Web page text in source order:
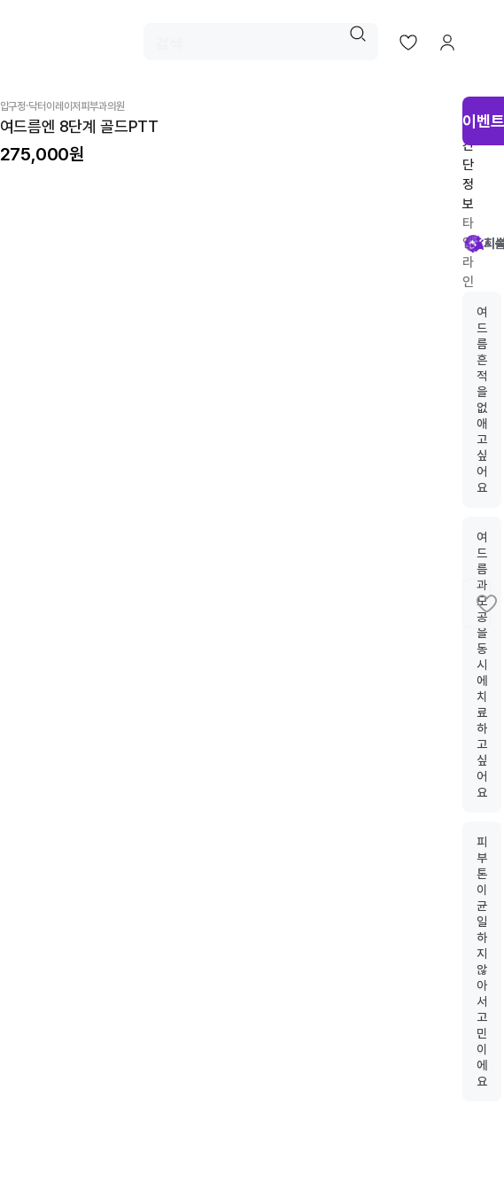
압구정·닥터이레이저피부과의원
여드름엔 8단계 골드PTT
275,000원
시
술
간
단
정
보
타
임
라
인
시
회
시
지
여
드
름
흔
적
을
없
애
고
싶
어
요
여
드
름
과
모
공
을
동
시
에
치
료
하
고
싶
어
요
피
부
톤
이
균
일
하
지
않
아
서
고
민
이
에
요
이벤